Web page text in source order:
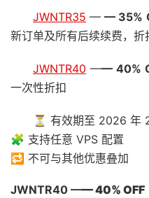
JWNTR35 —— 35%
新订单及所有后续续费，折
JWNTR40 —— 40%
一次性折扣
⏳ 有效期至 2026 年
🧩 支持任意 VPS 配置
🔁 不可与其他优惠叠加
JWNTR40 —— 40% OFF